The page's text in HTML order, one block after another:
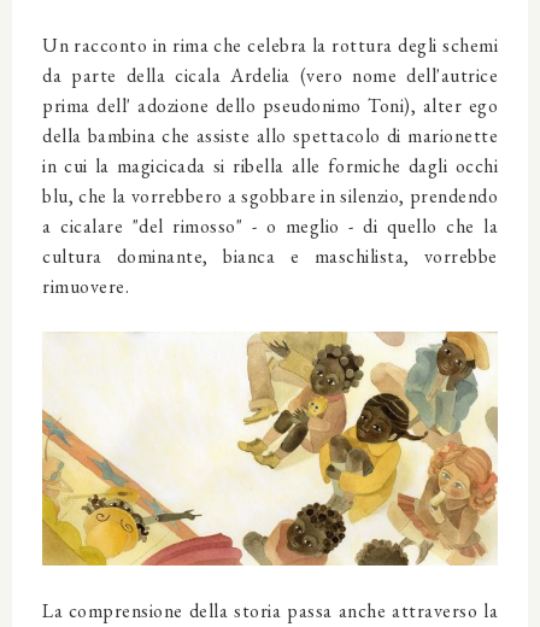
Un racconto in rima che celebra la rottura degli schemi
da parte della cicala Ardelia (vero nome dell'autrice
prima dell' adozione dello pseudonimo Toni), alter ego
della bambina che assiste allo spettacolo di marionette
in cui la magicicada si ribella alle formiche dagli occhi
blu, che la vorrebbero a sgobbare in silenzio, prendendo
a cicalare "del rimosso" - o meglio - di quello che la
cultura dominante, bianca e maschilista, vorrebbe
rimuovere.
La comprensione della storia passa anche attraverso la